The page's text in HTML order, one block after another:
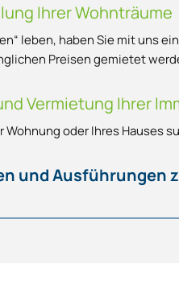
Ihrer Wohnträume
leben, haben Sie mit uns
Preisen gemietet
Vermietung Ihrer
oder Ihres
und Ausführungen